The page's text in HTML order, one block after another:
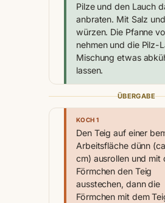
Pilze und den Lauch
anbraten. Mit Salz
würzen. Die Pfanne
nehmen und die Pilz-
Mischung etwas
lassen.
ÜBERGABE
KOCH 1
Den Teig auf einer
Arbeitsfläche dünn
cm) ausrollen und mit
Förmchen den Teig
ausstechen, dann die
Förmchen mit dem